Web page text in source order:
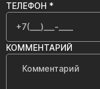
ТЕЛЕФОН *
КОММЕНТАРИЙ